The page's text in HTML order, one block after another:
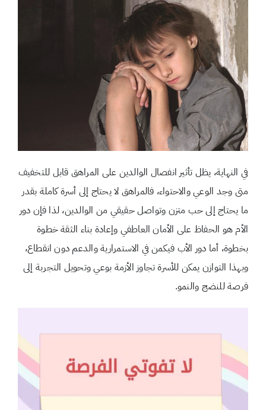
في النهاية، يظل تأثير انفصال الوالدين على المراهق قابل للتخفيف
متى وجد الوعي والاحتواء، فالمراهق لا يحتاج إلى أسرة كاملة بقدر
ما يحتاج إلى حب متزن وتواصل حقيقي من الوالدين، لذا فإن دور
الأم هو الحفاظ على الأمان العاطفي وإعادة بناء الثقة خطوة
بخطوة، أما دور الأب فيكمن في الاستمرارية والدعم دون انقطاع،
وبهذا التوازن يمكن للأسرة تجاوز الأزمة بوعي وتحويل التجربة إلى
فرصة للنضج والنمو.